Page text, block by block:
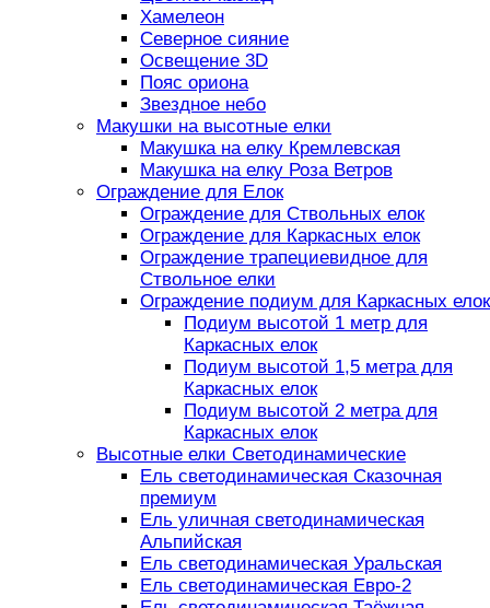
Хамелеон
Северное сияние
Освещение 3D
Пояс ориона
Звездное небо
Макушки на высотные елки
Макушка на елку Кремлевская
Макушка на елку Роза Ветров
Ограждение для Елок
Ограждение для Ствольных елок
Ограждение для Каркасных елок
Ограждение трапециевидное для
Ствольное елки
Ограждение подиум для Каркасных елок
Подиум высотой 1 метр для
Каркасных елок
Подиум высотой 1,5 метра для
Каркасных елок
Подиум высотой 2 метра для
Каркасных елок
Высотные елки Светодинамические
Ель светодинамическая Сказочная
премиум
Ель уличная светодинамическая
Альпийская
Ель светодинамическая Уральская
Ель светодинамическая Евро-2